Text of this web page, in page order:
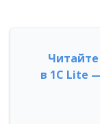
в 1С Lite